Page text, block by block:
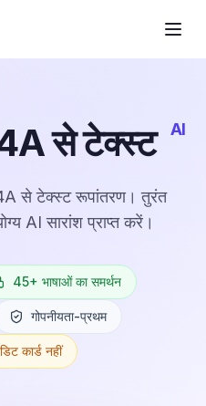
से टेक्स्ट AI
से टेक्स्ट रूपांतरण। तुरंत
AI सारांश प्राप्त करें।
45+ भाषाओं का समर्थन
गोपनीयता-प्रथम
कार्ड नहीं